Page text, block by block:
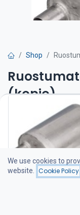
Shop
(kopio)
Craftsman
patentoitu ja
pakoputkistoon.
Tuotenumero
Pakoletkun liitos Ø 90
We use cookies to
website.
Cookie Policy